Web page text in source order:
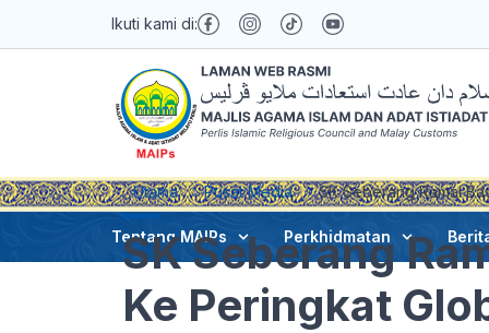
Ikuti kami di:
Tentang MAIPs Perkhidmatan
Utama Pusat Media SK Seberang Ramai
SK Seberang
Ke Peringkat